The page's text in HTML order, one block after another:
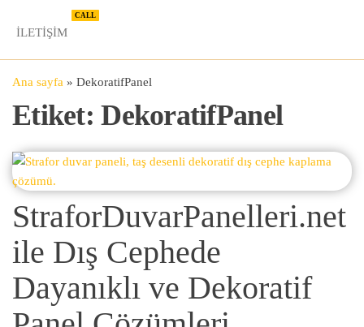
İLETIŞIM
CALL
Ana sayfa » DekoratifPanel
Etiket:DekoratifPanel
StraforDuvarPanelleri.net
ile Dış Cephede
Dayanıklı ve Dekoratif